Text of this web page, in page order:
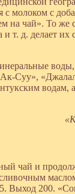
с молоком с
на чай». То же
и т. д. делает
воды,
Суу»,
водам,
чай и
Выход 200.